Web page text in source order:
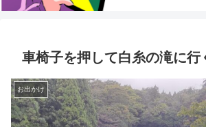
車椅子を押して白糸の滝に行
お出かけ